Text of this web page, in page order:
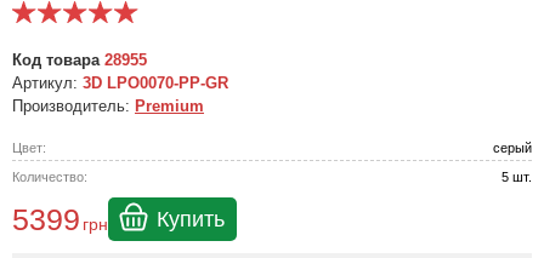
Код товара 28955
Артикул: 3D LPO0070-PP-GR
Производитель: Premium
Цвет:
серый
Количество:
5 шт.
5399 грн Купить